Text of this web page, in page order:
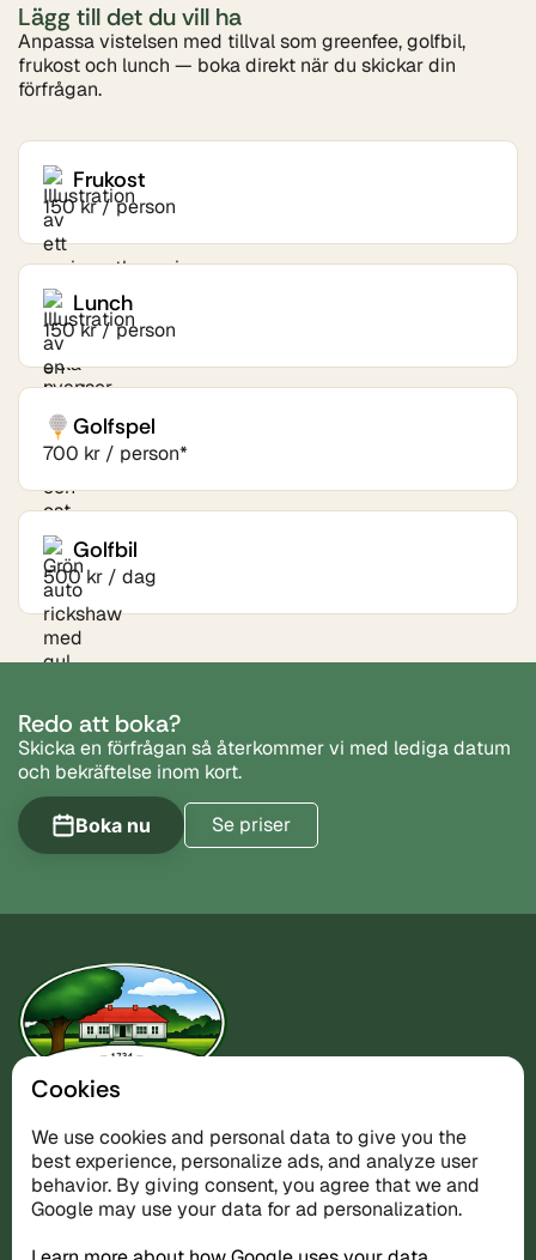
Cookies
We use cookies and personal data to give you the
best experience, personalize ads, and analyze user
behavior. By giving consent, you agree that we and
Google may use your data for ad personalization.
Lägg till det du vill ha
Anpassa vistelsen med tillval som greenfee, golfbil,
frukost och lunch — boka direkt när du skickar din
förfrågan.
Frukost
150 kr / person
Lunch
150 kr / person
Golfspel
700 kr / person*
Golfbil
500 kr / dag
Redo att boka?
Skicka en förfrågan så återkommer vi med lediga datum
och bekräftelse inom kort.
Boka nu Se priser
utgångspunkt för golf och Kosteröarna.
Boende